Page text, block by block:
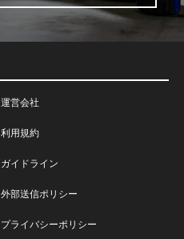
運営会社
利用規約
ガイドライン
外部送信ポリシー
プライバシーポリシー